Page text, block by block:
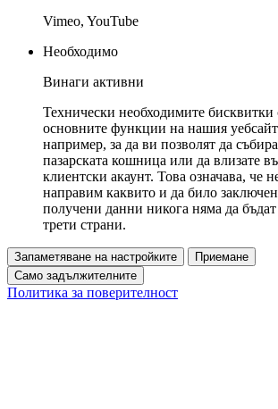
Vimeo, YouTube
Необходимо
Винаги активни
Технически необходимите бисквитки
основните функции на нашия
например, за да ви позволят да
пазарската кошница или да влизате
клиентски акаунт. Това означава, че
направим каквито и да било
получени данни никога няма да
трети страни.
Запаметяване на настройките
Приемане
Само задължителните
Политика за поверителност